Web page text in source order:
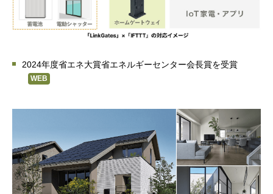
2024年度省エネ大賞省エネルギーセンター会長賞を受賞
WEB